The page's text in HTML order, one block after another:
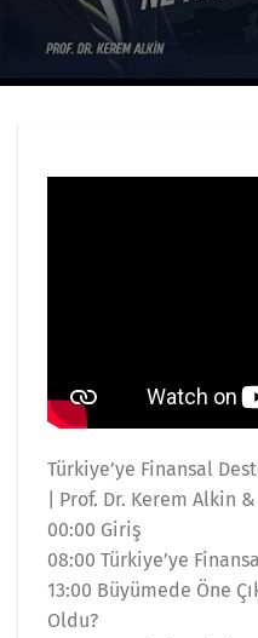
Türkiye’ye Finansal
| Prof. Dr. Kerem Alkin
00:00 Giriş
08:00 Türkiye’ye
13:00 Büyümede Öne
Oldu?